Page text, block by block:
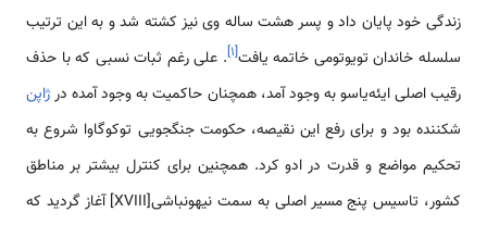
زندگی خود پایان داد و پسر هشت ساله وی نیز کشته شد و به این ترتیب
سلسله خاندان تویوتومی خاتمه یافت[۱]. علی رغم ثبات نسبی که با حذف
رقیب اصلی ایئه‌یاسو به وجود آمد، همچنان حاکمیت به وجود آمده درژاپن
شکننده بود و برای رفع این نقیصه، حکومت جنگجویی توکوگاوا شروع به
تحکیم مواضع و قدرت در ادو کرد. همچنین برای کنترل بیشتر بر مناطق
کشور، تاسیس پنج مسیر اصلی به سمت نیهونباشی[XVIII] آغاز گردید که